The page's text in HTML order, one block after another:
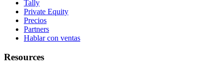
Tally
Private Equity
Precios
Partners
Hablar con ventas
Resources